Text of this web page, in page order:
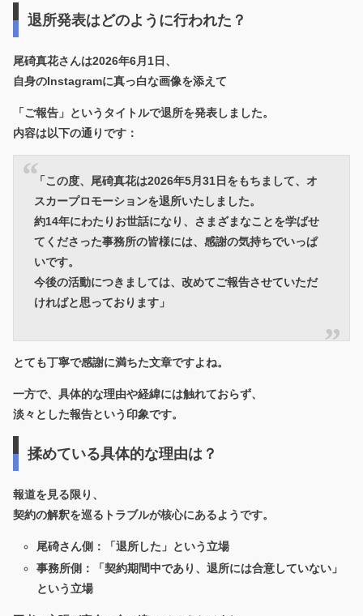
退所発表はどのように行われた？
尾碕真花さんは2026年6月1日、
自身のInstagramに真っ白な画像を添えて
「ご報告」というタイトルで退所を発表しました。
内容は以下の通りです：
「この度、尾碕真花は2026年5月31日をもちまして、オ
スカープロモーションを退所いたしました。
約14年にわたりお世話になり、さまざまなことを学ばせ
てくださった事務所の皆様には、感謝の気持ちでいっぱ
いです。
今後の活動につきましては、改めてご報告させていただ
ければと思っております」
とても丁寧で感謝に満ちた文章ですよね。
一方で、具体的な理由や経緯には触れておらず、
淡々とした報告という印象です。
揉めている具体的な理由は？
報道を見る限り、
契約の解釈を巡るトラブルが核心にあるようです。
尾碕さん側：「退所した」という立場
事務所側：「契約期間中であり、退所には合意していない」
という立場